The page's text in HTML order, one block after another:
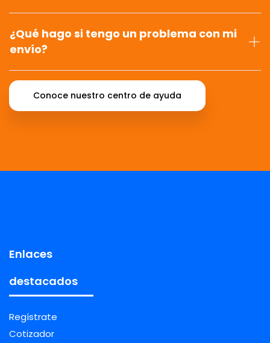
¿Qué hago si tengo un problema con mi
envío?
Conoce nuestro centro de ayuda
Enlaces
destacados
Regístrate
Cotizador